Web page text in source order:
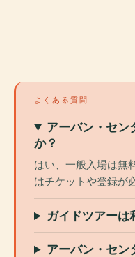
よくある質問
アーバン・セン
か？
はい、一般入場は無
はチケットや登録が
ガイドツアーは
アーバン・セン